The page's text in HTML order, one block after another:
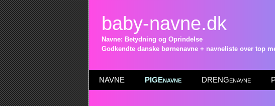
baby-navne.dk
Navne: Betydning og Oprindelse
Godkendte danske børnenavne + navneliste over top
NAVNE PIGEnavne DRENGenavne